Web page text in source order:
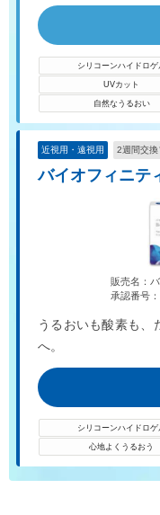
シリコーンハイドロゲ
UVカット
自然なうるおい
近視用・遠視用 2週間交
バイオフィニテ
販売名：
承認番号
うるおいも酸素も、
へ。
シリコーンハイドロゲ
心地よくうるおう